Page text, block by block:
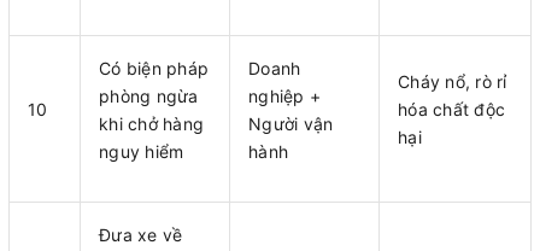
10
Có biện pháp
phòng ngừa
khi chở hàng
nguy hiểm
Doanh
nghiệp +
Người vận
hành
Cháy nổ, rò rỉ
hóa chất độc
hại
Đưa xe về